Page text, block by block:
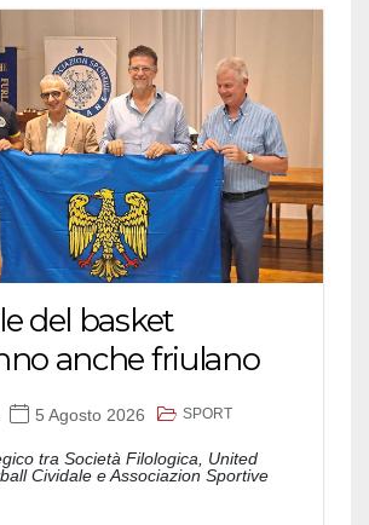
del basket
anche friulano
5 Agosto 2026 SPORT
tra Società Filologica, United
Cividale e Associazion Sportive